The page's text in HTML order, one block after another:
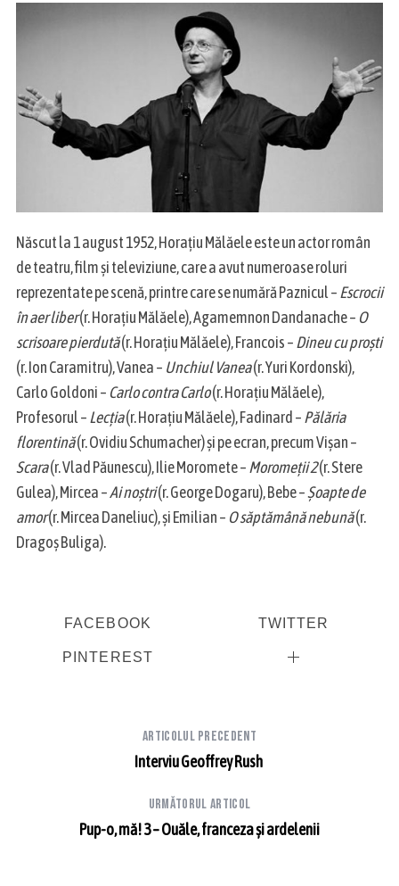
Născut la 1 august 1952, Horațiu Mălăele este un actor român
de teatru, film și televiziune, care a avut numeroase roluri
reprezentate pe scenă, printre care se numără Paznicul –Escrocii
în aer liber(r. Horațiu Mălăele), Agamemnon Dandanache – O
scrisoare pierdută(r. Horațiu Mălăele), Francois –Dineu cu proşti
(r. Ion Caramitru), Vanea – Unchiul Vanea(r. Yuri Kordonski),
Carlo Goldoni – Carlo contra Carlo(r. Horațiu Mălăele),
Profesorul –Lecția(r. Horațiu Mălăele), Fadinard –Pălăria
florentină(r. Ovidiu Schumacher) și pe ecran, precum Vișan –
Scara(r. Vlad Păunescu), Ilie Moromete –Moromeții 2(r. Stere
Gulea), Mircea –Ai noștri(r. George Dogaru), Bebe –Șoapte de
amor(r. Mircea Daneliuc), și Emilian – O săptămână nebună(r.
Dragoș Buliga).
FACEBOOK TWITTER
PINTEREST
Articolul precedent
Interviu Geoffrey Rush
Următorul articol
Pup-o, mă! 3 – Ouăle, franceza și ardelenii